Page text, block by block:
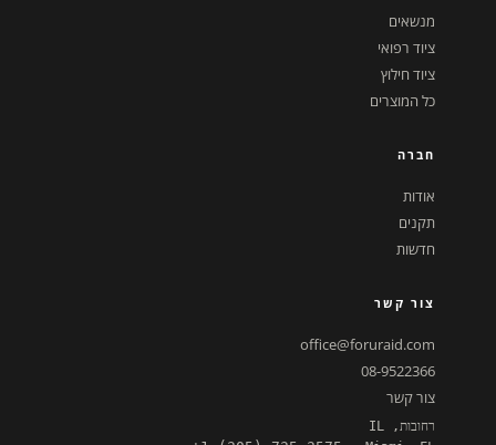
מנשאים
ציוד רפואי
ציוד חילוץ
כל המוצרים
חברה
אודות
תקנים
חדשות
צור קשר
office@foruraid.com
08-9522366
צור קשר
רחובות, IL